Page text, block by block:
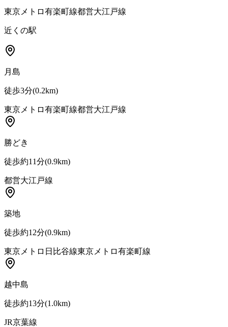
東京メトロ有楽町線都営大江戸線
近くの駅
月島
徒歩3分(0.2km)
東京メトロ有楽町線都営大江戸線
勝どき
徒歩約11分(0.9km)
都営大江戸線
築地
徒歩約12分(0.9km)
東京メトロ日比谷線東京メトロ有楽町線
越中島
徒歩約13分(1.0km)
JR京葉線